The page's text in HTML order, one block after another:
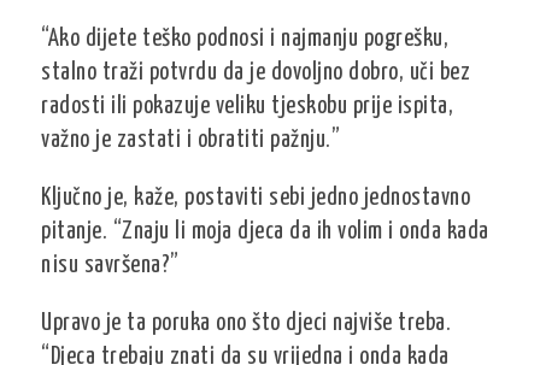
“Ako dijete teško podnosi i najmanju pogrešku,
stalno traži potvrdu da je dovoljno dobro, uči bez
radosti ili pokazuje veliku tjeskobu prije ispita,
važno je zastati i obratiti pažnju.”
Ključno je, kaže, postaviti sebi jedno jednostavno
pitanje. “Znaju li moja djeca da ih volim i onda kada
nisu savršena?”
Upravo je ta poruka ono što djeci najviše treba.
“Djeca trebaju znati da su vrijedna i onda kada